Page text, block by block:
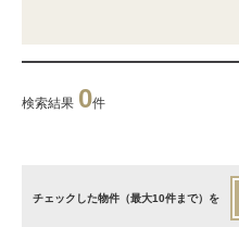
検索結果 0件
チェックした物件（最大10件まで）を